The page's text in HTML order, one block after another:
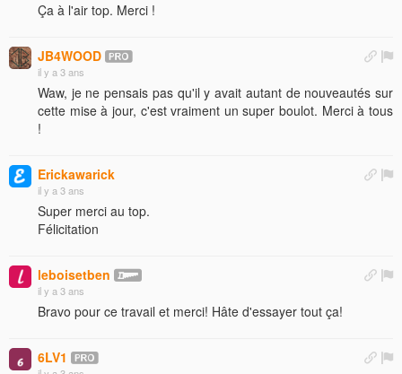
Ça à l'air top. Merci !
JB4WOOD
il y a 3 ans
Waw, je ne pensais pas qu'il y avait autant de nouveautés sur
cette mise à jour, c'est vraiment un super boulot. Merci à tous
!
Erickawarick
il y a 3 ans
Super merci au top.
Félicitation
leboisetben
il y a 3 ans
Bravo pour ce travail et merci! Hâte d'essayer tout ça!
6LV1